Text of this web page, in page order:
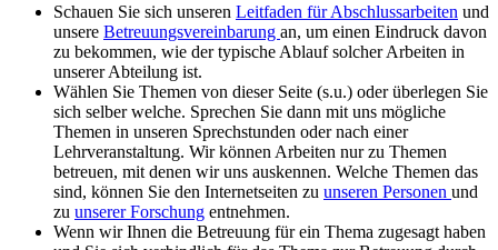
Schauen Sie sich unseren Leitfaden für Abschlussarbeiten und
unsere Betreuungsvereinbarung an, um einen Eindruck davon
zu bekommen, wie der typische Ablauf solcher Arbeiten in
unserer Abteilung ist.
Wählen Sie Themen von dieser Seite (s.u.) oder überlegen Sie
sich selber welche. Sprechen Sie dann mit uns mögliche
Themen in unseren Sprechstunden oder nach einer
Lehrveranstaltung. Wir können Arbeiten nur zu Themen
betreuen, mit denen wir uns auskennen. Welche Themen das
sind, können Sie den Internetseiten zu unseren Personen und
zu unserer Forschung entnehmen.
Wenn wir Ihnen die Betreuung für ein Thema zugesagt haben